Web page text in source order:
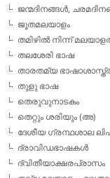
ജന്മദിനങ്ങള്‍,
ജൂതമലയാളം
തമിഴില്‍ നിന്ന്
തലശേരി ഭാഷ
താരതമ്യ
തുളു ഭാഷ
തെരുവുനാടകം
തെറ്റും ശരിയും (അ)
ദേശീയ ഗ്രന്ഥശാല
ദ്രാവിഡഭാഷകള്‍
ദ്വിതീയാക്ഷരപ്രാസം